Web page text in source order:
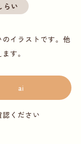
らい
イラストです。他
す。
ai
認ください